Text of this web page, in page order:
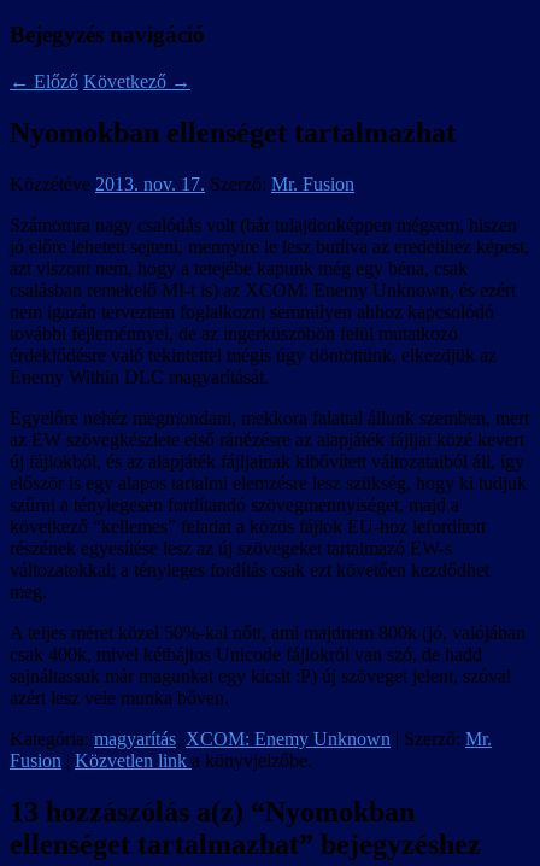
Bejegyzés navigáció
← Előző Következő →
Nyomokban ellenséget tartalmazhat
Közzétéve 2013. nov. 17. Szerző: Mr. Fusion
Számomra nagy csalódás volt (bár tulajdonképpen mégsem, hiszen
jó előre lehetett sejteni, mennyire le lesz butítva az eredetihez képest,
azt viszont nem, hogy a tetejébe kapunk még egy béna, csak
csalásban remekelő MI-t is) az XCOM: Enemy Unknown, és ezért
nem igazán terveztem foglalkozni semmilyen ahhoz kapcsolódó
további fejleménnyel, de az ingerküszöbön felül mutatkozó
érdeklődésre való tekintettel mégis úgy döntöttünk, elkezdjük az
Enemy Within DLC magyarítását.
Egyelőre nehéz megmondani, mekkora falattal állunk szemben, mert
az EW szövegkészlete első ránézésre az alapjáték fájljai közé kevert
új fájlokból, és az alapjáték fájljainak kibővített változataiból áll, így
először is egy alapos tartalmi elemzésre lesz szükség, hogy ki tudjuk
szűrni a ténylegesen fordítandó szövegmennyiséget, majd a
következő “kellemes” feladat a közös fájlok EU-hoz lefordított
részének egyesítése lesz az új szövegeket tartalmazó EW-s
változatokkal; a tényleges fordítás csak ezt követően kezdődhet
meg.
A teljes méret közel 50%-kal nőtt, ami majdnem 800k (jó, valójában
csak 400k, mivel kétbájtos Unicode fájlokról van szó, de hadd
sajnáltassuk már magunkat egy kicsit :P) új szöveget jelent, szóval
azért lesz vele munka bőven.
Kategória: magyarítás, XCOM: Enemy Unknown | Szerző: Mr.
Fusion | Közvetlen link a könyvjelzőbe.
13 hozzászólás a(z) “Nyomokban
ellenséget tartalmazhat” bejegyzéshez